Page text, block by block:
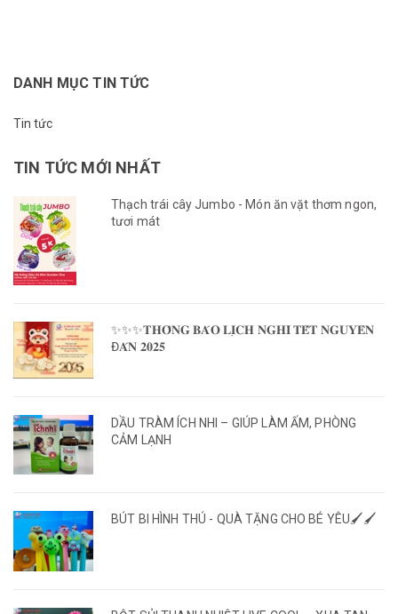
DANH MỤC TIN TỨC
Tin tức
TIN TỨC MỚI NHẤT
Thạch trái cây Jumbo - Món ăn vặt thơm ngon,
tươi mát
✨✨✨𝐓𝐇𝐎̂𝐍𝐆 𝐁𝐀́𝐎 𝐋𝐈̣𝐂𝐇 𝐍𝐆𝐇𝐈̉ 𝐓𝐄̂́𝐓 𝐍𝐆𝐔𝐘𝐄̂𝐍
Đ𝐀́𝐍 𝟐𝟎𝟐𝟓
DẦU TRÀM ÍCH NHI – GIÚP LÀM ẤM, PHÒNG
CẢM LẠNH
BÚT BI HÌNH THÚ - QUÀ TẶNG CHO BÉ YÊU🖌️🖌️